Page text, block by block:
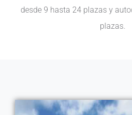
desde 9 hasta 24 plazas y
plazas.